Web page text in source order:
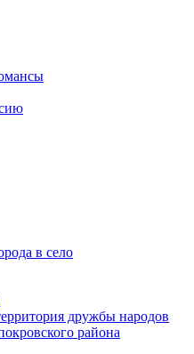
в село
дружбы народов
района